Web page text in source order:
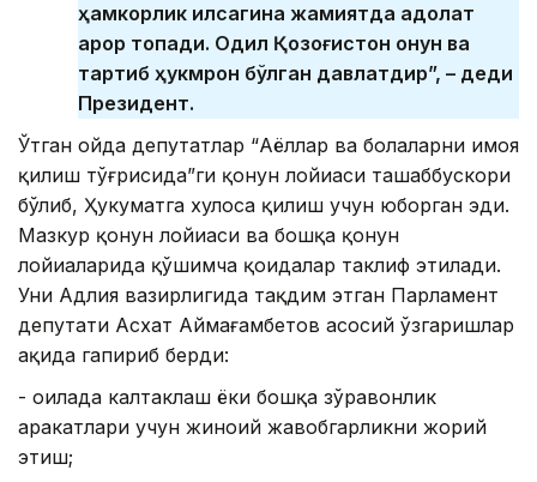
ҳамкорлик қилсагина жамиятда адолат
қарор топади. Одил Қозоғистон қонун ва
тартиб ҳукмрон бўлган давлатдир”, – деди
Президент.
Ўтган ойда депутатлар “Аёллар ва болаларни ҳимоя
қилиш тўғрисида”ги қонун лойиҳаси ташаббускори
бўлиб, Ҳукуматга хулоса қилиш учун юборган эди.
Мазкур қонун лойиҳаси ва бошқа қонун
лойиҳаларида қўшимча қоидалар таклиф этилади.
Уни Адлия вазирлигида тақдим этган Парламент
депутати Асхат Аймағамбетов асосий ўзгаришлар
ҳақида гапириб берди:
- оилада калтаклаш ёки бошқа зўравонлик
ҳаракатлари учун жиноий жавобгарликни жорий
этиш;